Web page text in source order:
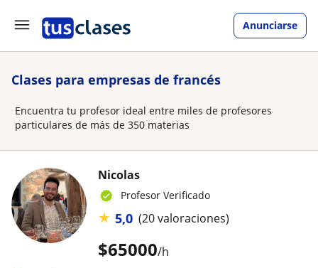
Anunciarse
Clases para empresas de francés
Encuentra tu profesor ideal entre miles de profesores
particulares de más de 350 materias
$65000/h
Nicolas
Profesor Verificado
★ 5,0 (20 valoraciones)